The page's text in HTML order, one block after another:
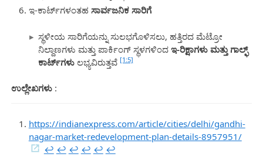
ಇ-ಕಾರ್ಟ್‌ಗಳಂತಹ ಸಾರ್ವಜನಿಕ ಸಾರಿಗೆ
ಸ್ಥಳೀಯ ಸಾರಿಗೆಯನ್ನು ಸುಲಭಗೊಳಿಸಲು, ಹತ್ತಿರದ ಮೆಟ್ರೋ
ನಿಲ್ದಾಣಗಳು ಮತ್ತು ಪಾರ್ಕಿಂಗ್ ಸ್ಥಳಗಳಿಂದಇ-ರಿಕ್ಷಾಗಳು ಮತ್ತು ಗಾಲ್ಫ್
ಕಾರ್ಟ್‌ಗಳು ಲಭ್ಯವಿರುತ್ತವೆ [1:5]
ಉಲ್ಲೇಖಗಳು:
https://indianexpress.com/article/cities/delhi/gandhi-
nagar-market-redevelopment-plan-details-8957951/
↩︎ ↩︎ ↩︎ ↩︎ ↩︎ ↩︎